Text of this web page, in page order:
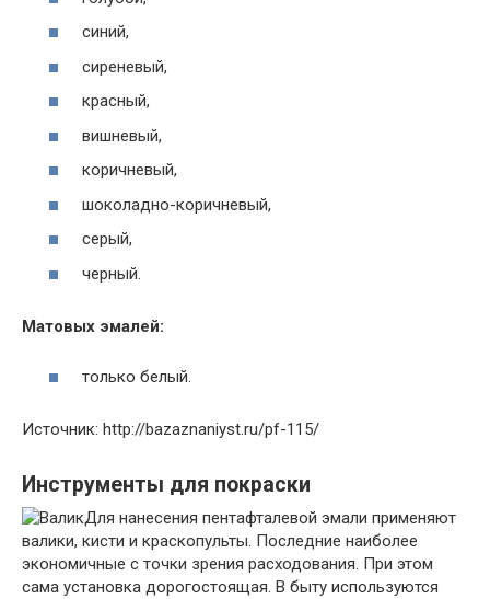
синий,
сиреневый,
красный,
вишневый,
коричневый,
шоколадно-коричневый,
серый,
черный.
Матовых эмалей:
только белый.
Источник: http://bazaznaniyst.ru/pf-115/
Инструменты для покраски
Для нанесения пентафталевой эмали применяют
валики, кисти и краскопульты. Последние наиболее
экономичные с точки зрения расходования. При этом
сама установка дорогостоящая. В быту используются